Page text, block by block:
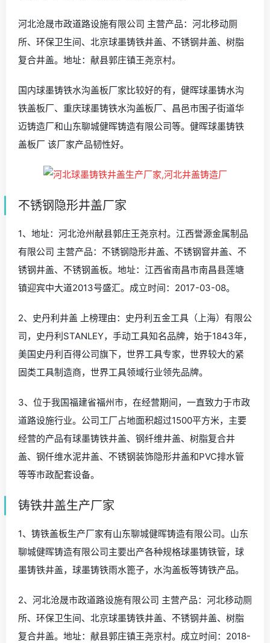
河北沧晟市政道路设施有限公司 主营产品：河北移动厕
所、环保卫生间、北京球墨铸铁井盖、不锈钢井盖、树脂
复合井盖。地址：献县郭庄镇王尧京村。
国内球墨铸铁水沟盖板厂家比较好的有，健晖球墨铸水沟
铁盖板厂、重庆球墨铸铁水沟盖板厂、昌邑市围子街道华
迈铸造厂和山东聊城健晖铸造有限公司等。健晖球墨铸铁
盖板厂 该厂家产品韧性好。
不锈钢隐形井盖厂家
1、地址：河北沧州献县郭庄王尧京村。江西誉源金属制品
有限公司 主营产品：不锈钢隐形井盖、不锈钢窨井盖、不
锈钢井盖、不锈钢盖板。地址：江西省南昌市南昌县莲塘
镇迎宾中大道2013号盛汇。成立时间：2017-03-08。
2、史丹利井盖 上榜理由：史丹利五金工具（上海）有限公
司，史丹利STANLEY，手动工具知名品牌，始于1843年，
美国史丹利百得公司旗下，世界工具专家，世界较大的紧
固类工具制造商，世界工具领域行业领先品牌。
3、位于我国福建省福州市，在经营期间，一直致力于市政
道路设施行业。公司工厂占地面积超过1500平方米，主要
经营的产品有球墨铸铁井盖、钢纤维井盖、树脂复合井
盖、钢仟维水泥井盖、不锈钢装饰隐形井盖和PVC排水管
等等市政配套设备。
铸铁井盖生产厂家
1、铸铁盖板生产厂家有山东聊城健晖铸造有限公司。山东
聊城健晖铸造有限公司主要出产各种规格球墨铸铁管，球
墨铸铁井盖，球墨铸铁雨水篦子，水沟盖板等铸铁产品。
2、河北沧晟市政道路设施有限公司 主营产品：河北移动厕
所、环保卫生间、北京球墨铸铁井盖、不锈钢井盖、树脂
复合井盖。地址：献县郭庄镇王尧京村。成立时间：2018-